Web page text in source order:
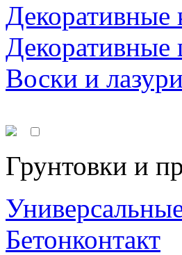
Декоративные
Декоративные
Воски и лазури
Грунтовки и
Бетонконтакт